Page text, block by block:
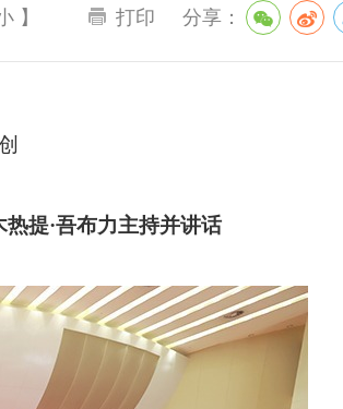
】 打印 分享：
提·吾布力主持并讲话